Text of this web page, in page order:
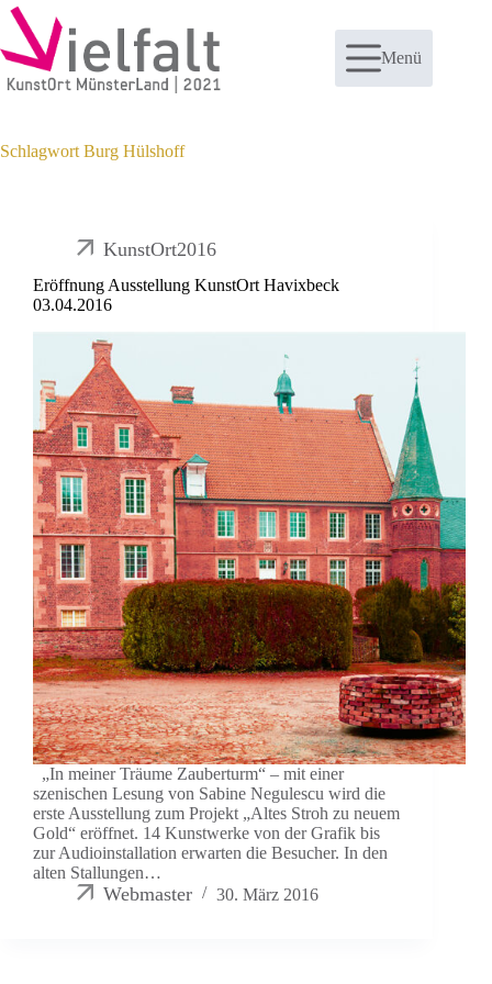
Zum
Inhalt
springen
Menü
Schlagwort Burg Hülshoff
KunstOrt2016
Eröffnung Ausstellung KunstOrt Havixbeck
03.04.2016
„In meiner Träume Zauberturm“ – mit einer
szenischen Lesung von Sabine Negulescu wird die
erste Ausstellung zum Projekt „Altes Stroh zu neuem
Gold“ eröffnet. 14 Kunstwerke von der Grafik bis
zur Audioinstallation erwarten die Besucher. In den
alten Stallungen…
Webmaster 30. März 2016